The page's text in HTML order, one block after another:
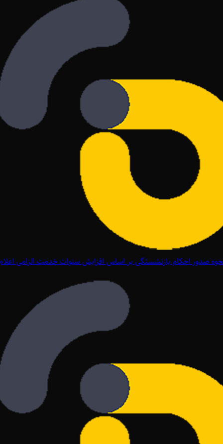
صدور احکام بازنشستگی بر اساس افزایش سنوات خدمت الزامی اعلام